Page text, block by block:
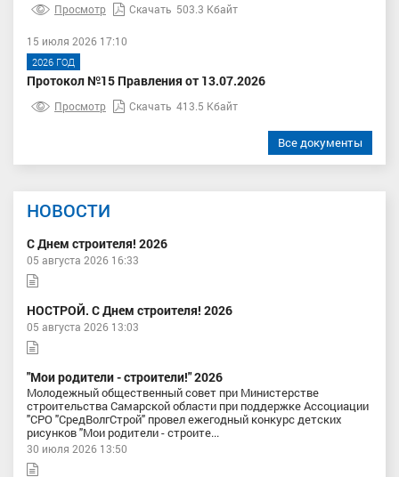
Просмотр Скачать 503.3 Кбайт
15 июля 2026 17:10
2026 ГОД
Протокол №15 Правления от 13.07.2026
Просмотр Скачать 413.5 Кбайт
Все документы
НОВОСТИ
С Днем строителя! 2026
05 августа 2026 16:33
НОСТРОЙ. С Днем строителя! 2026
05 августа 2026 13:03
"Мои родители - строители!" 2026
Молодежный общественный совет при Министерстве
строительства Самарской области при поддержке Ассоциации
"СРО "СредВолгСтрой" провел ежегодный конкурс детских
рисунков "Мои родители - строите...
30 июля 2026 13:50